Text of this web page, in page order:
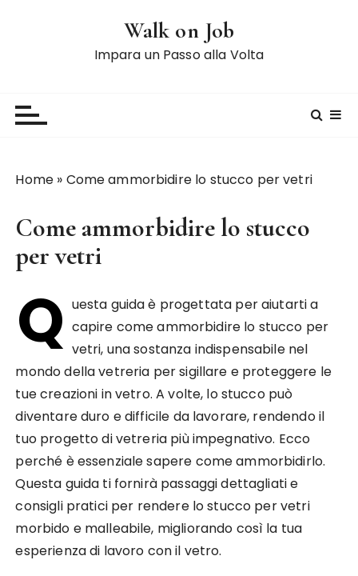
Walk on Job
Impara un Passo alla Volta
Home » Come ammorbidire lo stucco per vetri
Come ammorbidire lo stucco
per vetri
Q uesta guida è progettata per aiutarti a
capire come ammorbidire lo stucco per
vetri, una sostanza indispensabile nel
mondo della vetreria per sigillare e proteggere le
tue creazioni in vetro. A volte, lo stucco può
diventare duro e difficile da lavorare, rendendo il
tuo progetto di vetreria più impegnativo. Ecco
perché è essenziale sapere come ammorbidirlo.
Questa guida ti fornirà passaggi dettagliati e
consigli pratici per rendere lo stucco per vetri
morbido e malleabile, migliorando così la tua
esperienza di lavoro con il vetro.